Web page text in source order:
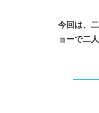
今回は、
ョーで二